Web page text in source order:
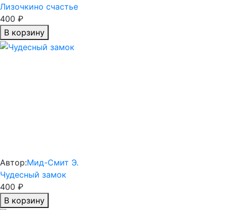
Лизочкино счастье
400 ₽
В корзину
Автор:Мид-Смит Э.
Чудесный замок
400 ₽
В корзину